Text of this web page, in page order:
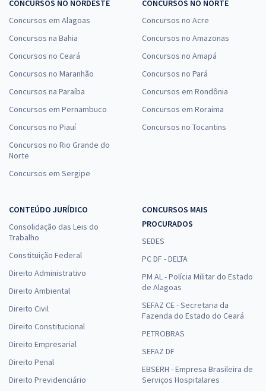
CONCURSOS NO NORDESTE
Concursos em Alagoas
Concursos na Bahia
Concursos no Ceará
Concursos no Maranhão
Concursos na Paraíba
Concursos em Pernambuco
Concursos no Piauí
Concursos no Rio Grande do
Norte
Concursos em Sergipe
CONCURSOS NO NORTE
Concursos no Acre
Concursos no Amazonas
Concursos no Amapá
Concursos no Pará
Concursos em Rondônia
Concursos em Roraima
Concursos no Tocantins
CONTEÚDO JURÍDICO
Consolidação das Leis do
Trabalho
Constituição Federal
Direito Administrativo
Direito Ambiental
Direito Civil
Direito Constitucional
Direito Empresarial
Direito Penal
Direito Previdenciário
CONCURSOS MAIS
PROCURADOS
SEDES
PC DF - DELTA
PM AL - Polícia Militar do Estado
de Alagoas
SEFAZ CE - Secretaria da
Fazenda do Estado do Ceará
PETROBRAS
SEFAZ DF
EBSERH - Empresa Brasileira de
Serviços Hospitalares